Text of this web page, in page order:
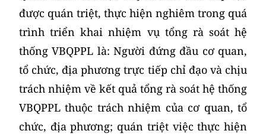
được quán triệt, thực hiện nghiêm trong quá
trình triển khai nhiệm vụ tổng rà soát hệ
thống VBQPPL là: Người đứng đầu cơ quan,
tổ chức, địa phương trực tiếp chỉ đạo và chịu
trách nhiệm về kết quả tổng rà soát hệ thống
VBQPPL thuộc trách nhiệm của cơ quan, tổ
chức, địa phương; quán triệt việc thực hiện